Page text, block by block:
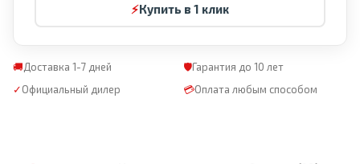
⚡Купить в 1 клик
🚚Доставка 1-7 дней 🛡Гарантия до 10 лет
✓Официальный дилер 💳Оплата любым способом